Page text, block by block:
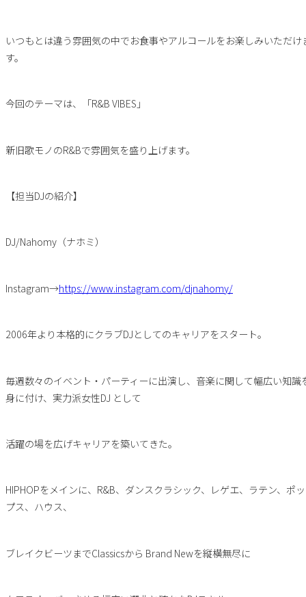
いつもとは違う雰囲気の中でお食事やアルコールをお楽しみいただけ
す。
今回のテーマは、「R&B VIBES」
新旧歌モノのR&Bで雰囲気を盛り上げます。
【担当DJの紹介】
DJ/Nahomy（ナホミ）
Instagram→https://www.instagram.com/djnahomy/
2006年より本格的にクラブDJとしてのキャリアをスタート。
毎週数々のイベント・パーティーに出演し、音楽に関して幅広い知識
身に付け、実力派女性DJ として
活躍の場を広げキャリアを築いてきた。
HIPHOPをメインに、R&B、ダンスクラシック、レゲエ、ラテン、ポッ
プス、ハウス、
ブレイクビーツまでClassicsから Brand Newを縦横無尽に